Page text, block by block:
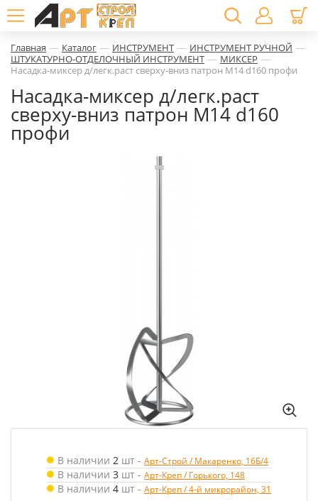
Главная — Каталог — ИНСТРУМЕНТ — ИНСТРУМЕНТ РУЧНОЙ —
ШТУКАТУРНО-ОТДЕЛОЧНЫЙ ИНСТРУМЕНТ — МИКСЕР —
Насадка-миксер д/легк.раст сверху-вниз патрон М14 d160 профи
Насадка-миксер д/легк.раст
сверху-вниз патрон М14 d160
профи
В наличии 2 шт - Арт-Строй / Макаренко, 16Б/4
В наличии 3 шт - Арт-Креп / Горького, 148
В наличии 4 шт - Арт-Креп / 4-й микрорайон, 31